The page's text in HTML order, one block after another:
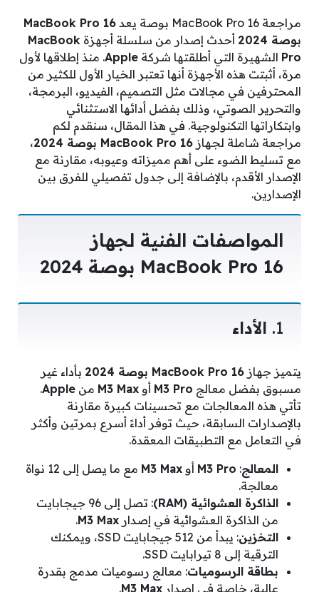
مراجعة MacBook Pro 16 بوصة يعد
MacBook Pro 16
بوصة 2024
أحدث إصدار من سلسلة أجهزة MacBook
Pro الشهيرة التي أطلقتها شركة Apple. منذ إطلاقها لأول
مرة، أثبتت هذه الأجهزة أنها تعتبر الخيار الأول للكثير من
المحترفين في مجالات مثل التصميم، الفيديو، البرمجة،
والتحرير الصوتي، وذلك بفضل أدائها الاستثنائي
وابتكاراتها التكنولوجية. في هذا المقال، سنقدم لكم
مراجعة شاملة لجهاز MacBook Pro 16 بوصة 2024
،
مع تسليط الضوء على أهم مميزاته وعيوبه، مقارنة مع
الإصدار الأقدم، بالإضافة إلى جدول تفصيلي للفرق بين
الإصدارين.
المواصفات الفنية لجهاز
MacBook Pro 16 بوصة 2024
1. الأداء
يتميز جهاز MacBook Pro 16 بوصة 2024
بأداء غير
مسبوق بفضل معالج M3 Pro أو M3 Max من Apple
.
تأتي هذه المعالجات مع تحسينات كبيرة مقارنة
بالإصدارات السابقة، حيث توفر أداءً أسرع بمرتين وأكثر
في التعامل مع التطبيقات المعقدة.
المعالج:
M3 Pro أو M3 Max
مع ما يصل إلى 12 نواة
معالجة.
الذاكرة العشوائية (RAM)
: تصل إلى 96 جيجابايت
من الذاكرة العشوائية في إصدار M3 Max
.
التخزين
: يبدأ من 512 جيجابايت SSD، ويمكنك
الترقية إلى 8 تيرابايت SSD.
بطاقة الرسوميات: معالج رسوميات مدمج بقدرة
عالية، خاصة في إصدار M3 Max
.